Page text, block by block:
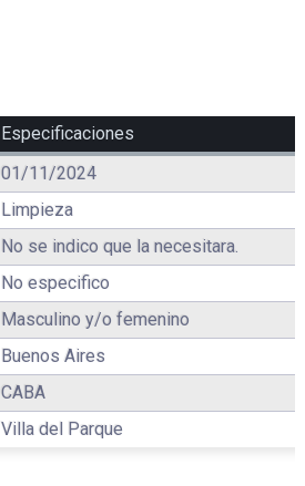
Especificaciones
01/11/2024
Limpieza
No se indico que la necesitara.
No especifico
Masculino y/o femenino
Buenos Aires
CABA
Villa del Parque